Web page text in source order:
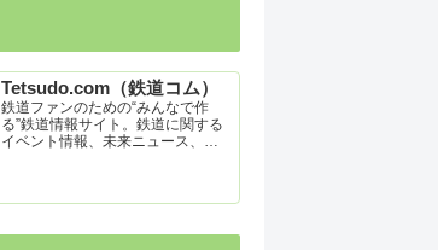
Tetsudo.com（鉄道コム）
鉄道ファンのための“みんなで作
る”鉄道情報サイト。鉄道に関する
イベント情報、未来ニュース、車
ク集や、参加型ゲーム「駅つなゲ